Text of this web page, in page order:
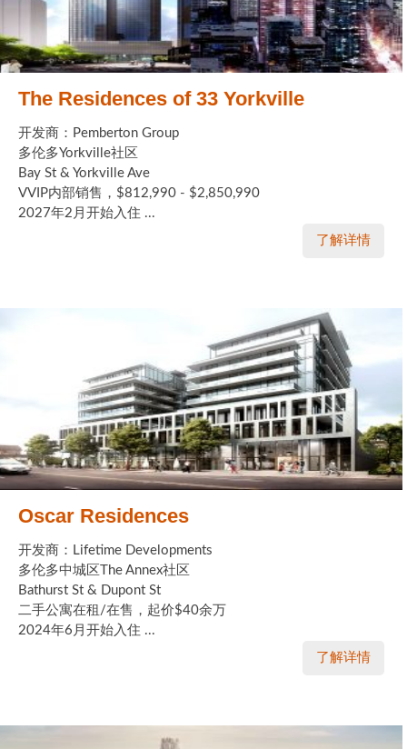
The Residences of 33 Yorkville
开发商：Pemberton Group
多伦多Yorkville社区
Bay St & Yorkville Ave
VVIP内部销售，$812,990 - $2,850,990
2027年2月开始入住 ...
了解详情
Oscar Residences
开发商：Lifetime Developments
多伦多中城区The Annex社区
Bathurst St & Dupont St
二手公寓在租/在售，起价$40余万
2024年6月开始入住 ...
了解详情